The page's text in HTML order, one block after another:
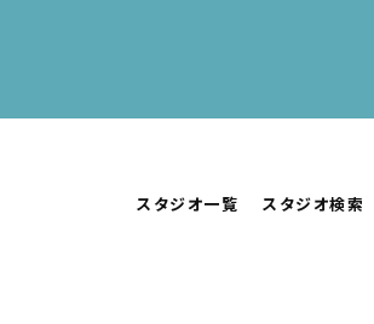
スタジオ一覧 スタジオ検索